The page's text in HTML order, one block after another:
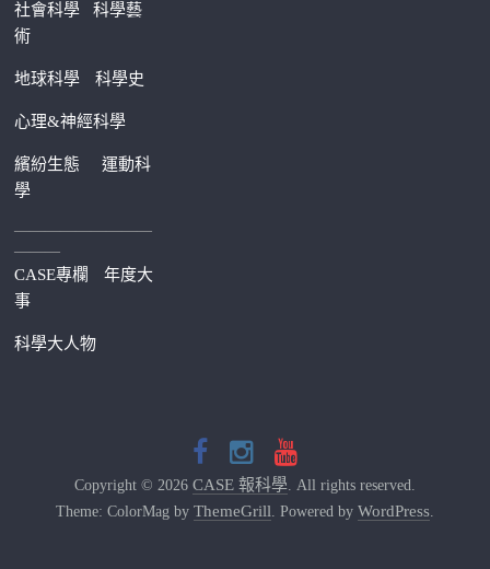
社會科學科學藝
術
地球科學 科學史
心理&神經科學
繽紛生態運動科
學
—————————
———
CASE專欄
年度大
事
科學大人物
Copyright © 2026 CASE 報科學. All rights reserved.
Theme: ColorMag by ThemeGrill. Powered by WordPress.